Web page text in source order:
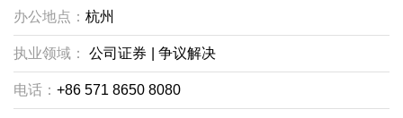
办公地点： 杭州
执业领域： 公司证券 争议解决
电话： +86 571 8650 8080